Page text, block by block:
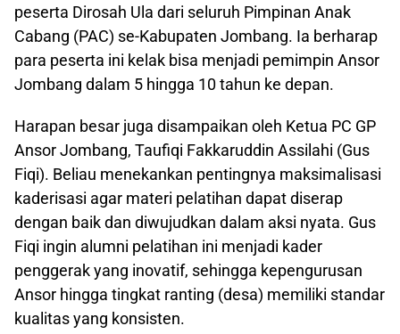
peserta Dirosah Ula dari seluruh Pimpinan Anak
Cabang (PAC) se-Kabupaten Jombang. Ia berharap
para peserta ini kelak bisa menjadi pemimpin Ansor
Jombang dalam 5 hingga 10 tahun ke depan.
​Harapan besar juga disampaikan oleh Ketua PC GP
Ansor Jombang, Taufiqi Fakkaruddin Assilahi (Gus
Fiqi). Beliau menekankan pentingnya maksimalisasi
kaderisasi agar materi pelatihan dapat diserap
dengan baik dan diwujudkan dalam aksi nyata. Gus
Fiqi ingin alumni pelatihan ini menjadi kader
penggerak yang inovatif, sehingga kepengurusan
Ansor hingga tingkat ranting (desa) memiliki standar
kualitas yang konsisten.